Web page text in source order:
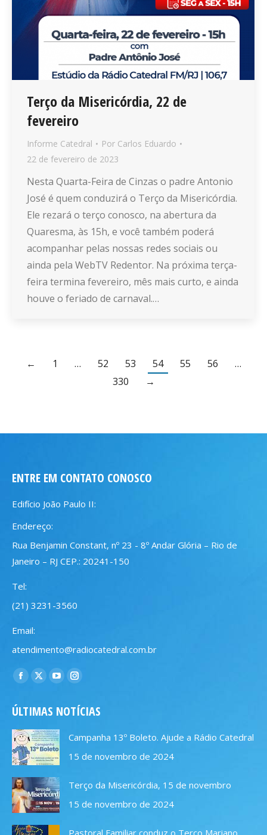
Terço da Misericórdia, 22 de
fevereiro
Informe Catedral Por Carlos Eduardo
22 de fevereiro de 2023
Nesta Quarta-Feira de Cinzas o padre Antonio
José é quem conduzirá o Terço da Misericórdia.
Ele rezará o terço conosco, na abertura da
Quaresma, às 15h, e você também poderá
acompanhar pelas nossas redes sociais ou
ainda pela WebTV Redentor. Na próxima terça-
feira termina fevereiro, mês mais curto, e ainda
houve o feriado de carnaval.…
← 1 … 52 53 54 55 56
…
330
→
ENTRE EM CONTATO CONOSCO
Edifício João Paulo II:
Endereço:
Rua Benjamin Constant, nº 23 - 8º Andar Glória – Rio de
Janeiro – RJ CEP.: 20241-150
Tel:
(21) 3231-3560
Email:
atendimento@radiocatedral.com.br
Encontre-nos em:
Facebook
opens
in
new
window
X
opens
in
new
window
YouTube
opens
in
new
window
Instagram
opens
new
window
ÚLTIMAS NOTÍCIAS
Campanha 13º Boleto. Ajude a Rádio Catedral
15 de novembro de 2024
Terço da Misericórdia, 15 de novembro
15 de novembro de 2024